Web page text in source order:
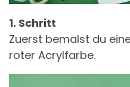
1. Schritt
Zuerst bemalst du
roter Acrylfarbe.